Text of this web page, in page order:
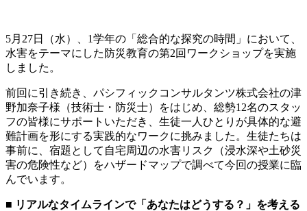
5月27日（水）、1学年の「総合的な探究の時間」において、
水害をテーマにした防災教育の第2回ワークショップを実施
しました。
前回に引き続き、パシフィックコンサルタンツ株式会社の津
野加奈子様（技術士・防災士）をはじめ、総勢12名のスタッ
フの皆様にサポートいただき、生徒一人ひとりが具体的な避
難計画を形にする実践的なワークに挑みました。生徒たちは
事前に、宿題として自宅周辺の水害リスク（浸水深や土砂災
害の危険性など）をハザードマップで調べて今回の授業に臨
んでいます。
■ リアルなタイムラインで「あなたはどうする？」を考える